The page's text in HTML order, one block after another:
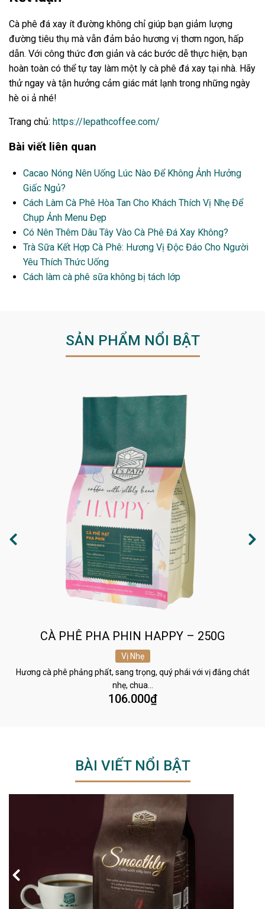
Cà phê đá xay ít đường không chỉ giúp bạn giảm lượng
đường tiêu thụ mà vẫn đảm bảo hương vị thơm ngon, hấp
dẫn. Với công thức đơn giản và các bước dễ thực hiện, bạn
hoàn toàn có thể tự tay làm một ly cà phê đá xay tại nhà. Hãy
thử ngay và tận hưởng cảm giác mát lạnh trong những ngày
hè oi ả nhé!
Trang chủ: https://lepathcoffee.com/
Bài viết liên quan
Cacao Nóng Nên Uống Lúc Nào Để Không Ảnh Hưởng
Giấc Ngủ?
Cách Làm Cà Phê Hòa Tan Cho Khách Thích Vị Nhẹ Để
Chụp Ảnh Menu Đẹp
Có Nên Thêm Dâu Tây Vào Cà Phê Đá Xay Không?
Trà Sữa Kết Hợp Cà Phê: Hương Vị Độc Đáo Cho Người
Yêu Thích Thức Uống
Cách làm cà phê sữa không bị tách lớp
SẢN PHẨM NỔI BẬT
CÀ PHÊ PHA PHIN HAPPY – 250G
Vị Nhẹ
Hương cà phê phảng phất, sang trọng, quý phái với vị đắng chát
nhẹ, chua…
106.000₫
BÀI VIẾT NỔI BẬT